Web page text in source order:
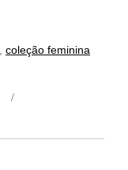
coleção feminina